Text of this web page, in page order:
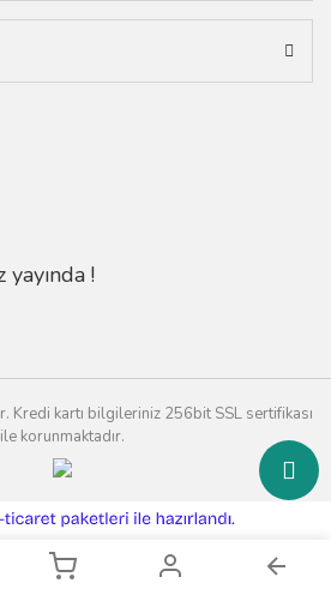
!
Kredi kartı bilgileriniz 256bit SSL sertifikası
ile korunmaktadır.
e-
paketleri